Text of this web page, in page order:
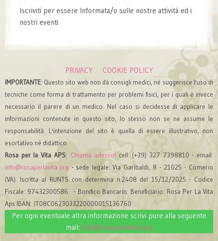
Iscriviti per essere Informata/o sulle nostre attività ed i
nostri eventi
PRIVACY COOKIE POLICY
IMPORTANTE: Questo sito web non dà consigli medici, né suggerisce l'uso di
tecniche come forma di trattamento per problemi fisici, per i quali è invece
necessario il parere di un medico. Nel caso si decidesse di applicare le
informazioni contenute in questo sito, lo stesso non se ne assume le
responsabilità. L'intenzione del sito è quella di essere illustrativo, non
esortativo né didattico.
Rosa per la Vita APS: Chiama adesso! cell. (+39) 327 7398810 - email:
info@rosaperlavita.org - sede legale: Via Garibaldi, 8 - 21025 - Comerio
(VA) Iscritta al RUNTS con determina n.2408 del 15/12/2025 - Codice
Fiscale: 97432300586 - Bonifico Bancario: Beneficiario: Rosa Per La Vita
Aps IBAN: IT08C0623033220000015136760
Per ogni eventuale altra informazione scrivi pure alla seguente
mail: info@rosaperlavita.org